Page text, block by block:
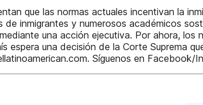
que las normas actuales incentivan la
inmigrantes y numerosos académicos
una acción ejecutiva. Por ahora,
espera una decisión de la Corte Suprema
Síguenos en Facebook/